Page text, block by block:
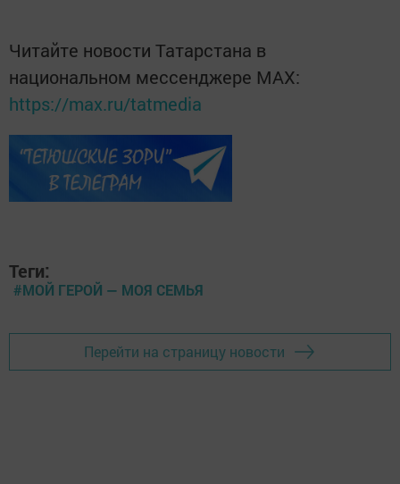
Читайте новости Татарстана в
национальном мессенджере MАХ:
https://max.ru/tatmedia
Теги:
#МОЙ ГЕРОЙ — МОЯ СЕМЬЯ
Перейти на страницу новости